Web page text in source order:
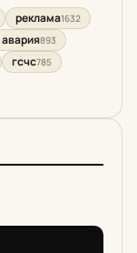
реклама1632
авария893
гсчс785